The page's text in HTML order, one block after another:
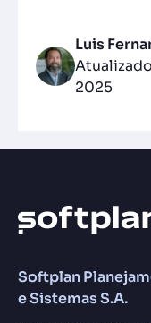
Luis
2025
Softplan
e Sistemas S.A.